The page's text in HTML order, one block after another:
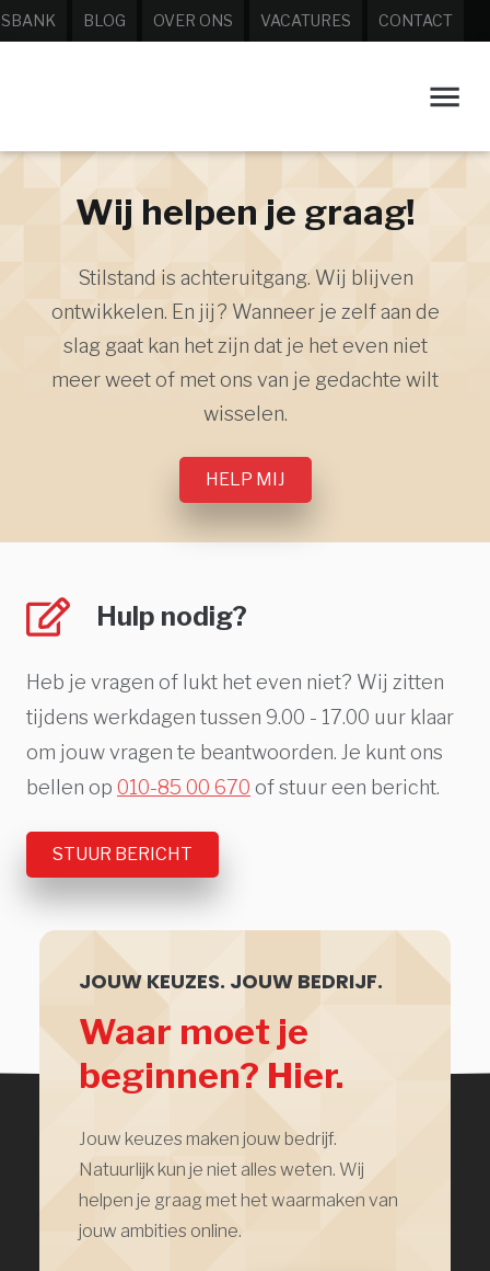
BLOG OVER ONS VACATURES CONTACT
Wij helpen je graag!
Stilstand is achteruitgang. Wij blijven
ontwikkelen. En jij? Wanneer je zelf aan de
slag gaat kan het zijn dat je het even niet
meer weet of met ons van je gedachte wilt
wisselen.
HELP MIJ
Hulp nodig?
Heb je vragen of lukt het even niet? Wij zitten
tijdens werkdagen tussen 9.00 - 17.00 uur klaar
om jouw vragen te beantwoorden. Je kunt ons
bellen op 010-85 00 670 of stuur een bericht.
STUUR BERICHT
JOUW KEUZES. JOUW BEDRIJF.
Waar moet je
beginnen? Hier.
Jouw keuzes maken jouw bedrijf.
Natuurlijk kun je niet alles weten. Wij
helpen je graag met het waarmaken van
jouw ambities online.